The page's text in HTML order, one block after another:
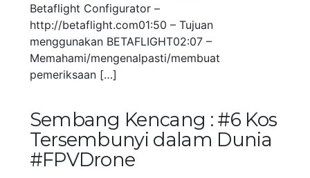
Betaflight Configurator –
http://betaflight.com01:50 – Tujuan
menggunakan BETAFLIGHT02:07 –
Memahami/mengenalpasti/membuat
pemeriksaan […]
Sembang Kencang : #6 Kos
Tersembunyi dalam Dunia
#FPVDrone